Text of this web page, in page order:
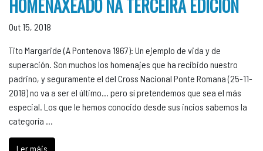
HOMENAXEADO NA TERCEIRA EDICIÓN
Out 15, 2018
Tito Margaride (A Pontenova 1967): Un ejemplo de vida y de
superación. Son muchos los homenajes que ha recibido nuestro
padrino, y seguramente el del Cross Nacional Ponte Romana (25-11-
2018) no va a ser el último... pero sí pretendemos que sea el más
especial. Los que le hemos conocido desde sus incios sabemos la
categoría …
Ler máis